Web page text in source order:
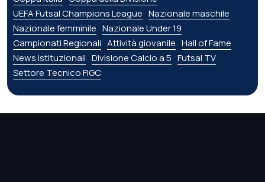
UEFA Futsal Champions League Nazionale maschile
Nazionale femminile Nazionale Under 19
Campionati Regionali Attività giovanile Hall of Fame
News istituzionali Divisione Calcio a 5 Futsal TV
Settore Tecnico FIGC